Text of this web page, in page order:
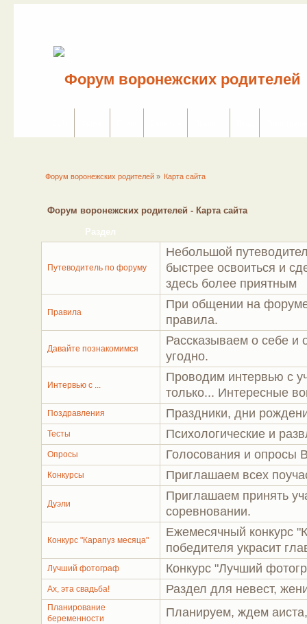
Форум воронежских родителей» Карта сайта
Форум воронежских родителей - Карта сайта
Раздел
Путеводитель по форуму
Небольшой
быстрее освоиться и
здесь более приятным
Правила
При общении на
правила.
Давайте познакомимся
Рассказываем о себе и
угодно.
Интервью с ...
Проводим интервью с
только... Интересные
Поздравления Праздники, дни
Тесты Психологические и
Опросы Голосования и опросы
Конкурсы Приглашаем всех
Дуэли
Приглашаем принять
соревновании.
Конкурс "Карапуз месяца"
Ежемесячный конкурс
победителя украсит
Лучший фотограф Конкурс "Лучший
Ах, эта свадьба! Раздел для невест,
Планирование
беременности
Планируем, ждем